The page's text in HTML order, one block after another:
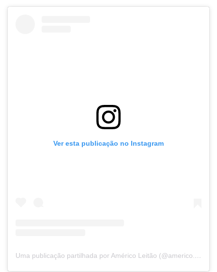
Ver esta publicação no Instagram
Uma publicação partilhada por Américo Leitão (@americo.leitao)